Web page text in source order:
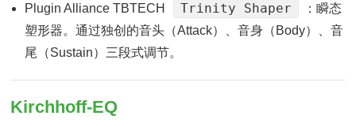
Plugin Alliance TBTECH
Trinity Shaper
：瞬态
塑形器。通过独创的音头（Attack）、音身（Body）、音
尾（Sustain）三段式调节。
Kirchhoff-EQ